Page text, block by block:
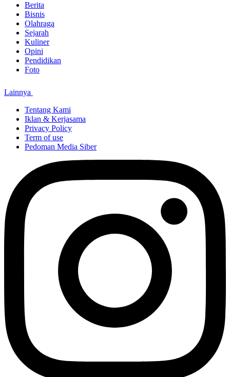
Berita
Bisnis
Olahraga
Sejarah
Kuliner
Opini
Pendidikan
Foto
Lainnya
Tentang Kami
Iklan & Kerjasama
Privacy Policy
Term of use
Pedoman Media Siber